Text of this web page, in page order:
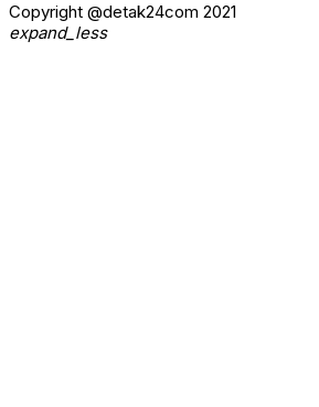
Copyright @detak24com 2021
expand_less